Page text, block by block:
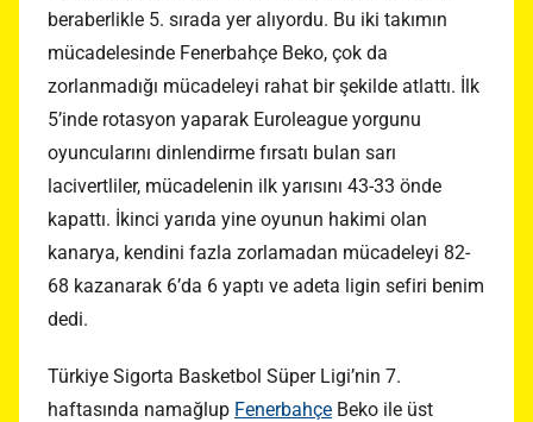
beraberlikle 5. sırada yer alıyordu. Bu iki takımın
mücadelesinde Fenerbahçe Beko, çok da
zorlanmadığı mücadeleyi rahat bir şekilde atlattı. İlk
5’inde rotasyon yaparak Euroleague yorgunu
oyuncularını dinlendirme fırsatı bulan sarı
lacivertliler, mücadelenin ilk yarısını 43-33 önde
kapattı. İkinci yarıda yine oyunun hakimi olan
kanarya, kendini fazla zorlamadan mücadeleyi 82-
68 kazanarak 6’da 6 yaptı ve adeta ligin sefiri benim
dedi.
Türkiye Sigorta Basketbol Süper Ligi’nin 7.
haftasında namağlup Fenerbahçe Beko ile üst